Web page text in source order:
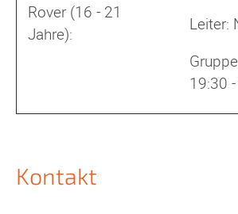
Rover (16 - 21
Jahre):
Leiter:
19:30
Kontakt